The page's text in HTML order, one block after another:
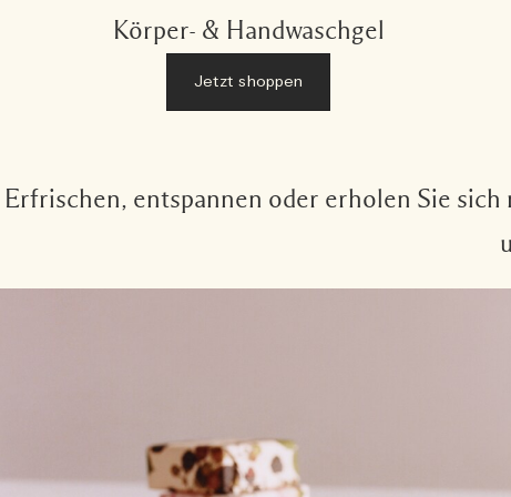
Körper- & Handwaschgel
Jetzt shoppen
Erfrischen, entspannen oder erholen Sie